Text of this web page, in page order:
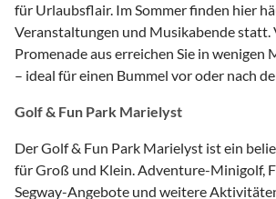
für Urlaubsflair. Im Sommer finden hier
Veranstaltungen und Musikabende statt.
Promenade aus erreichen Sie in wenigen
– ideal für einen Bummel vor oder nach
Golf & Fun Park Marielyst
Der Golf & Fun Park Marielyst ist ein
für Groß und Klein. Adventure-Minigolf,
Segway-Angebote und weitere